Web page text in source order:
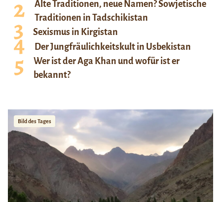
Alte Traditionen, neue Namen? Sowjetische
Traditionen in Tadschikistan
Sexismus in Kirgistan
Der Jungfräulichkeitskult in Usbekistan
Wer ist der Aga Khan und wofür ist er
bekannt?
Bild des Tages